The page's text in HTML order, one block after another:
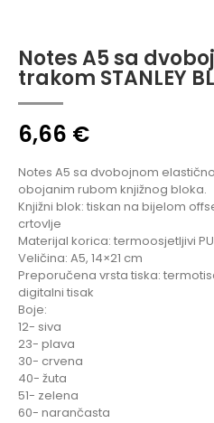
Notes A5 sa
trakom STANLEY
6,66 €
Notes A5 sa dvobojnom
obojanim rubom knjižnog bloka.
Knjižni blok: tiskan na bijelom
crtovlje
Materijal korica: termoosjetljivi PU
Veličina: A5, 14×21 cm
Preporučena vrsta tiska:
digitalni tisak
Boje:
12- siva
23- plava
30- crvena
40- žuta
51- zelena
60- narančasta